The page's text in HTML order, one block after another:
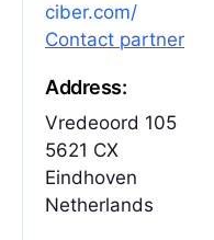
ciber.com/
Contact partner
Address:
Vredeoord 105
5621 CX
Eindhoven
Netherlands